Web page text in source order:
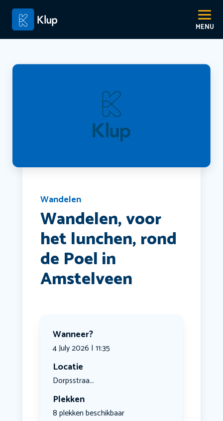
Wandelen
Wandelen, voor
het lunchen, rond
de Poel in
Amstelveen
Wanneer?
4 July 2026 | 11:35
Locatie
Dorpsstraa...
Plekken
8 plekken beschikbaar